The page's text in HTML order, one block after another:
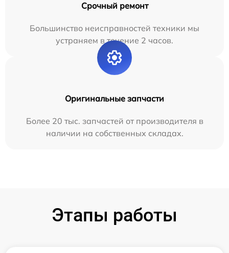
Срочный ремонт
Большинство неисправностей техники мы
устраняем в течение 2 часов.
Оригинальные запчасти
Более 20 тыс. запчастей от производителя в
наличии на собственных складах.
Этапы работы